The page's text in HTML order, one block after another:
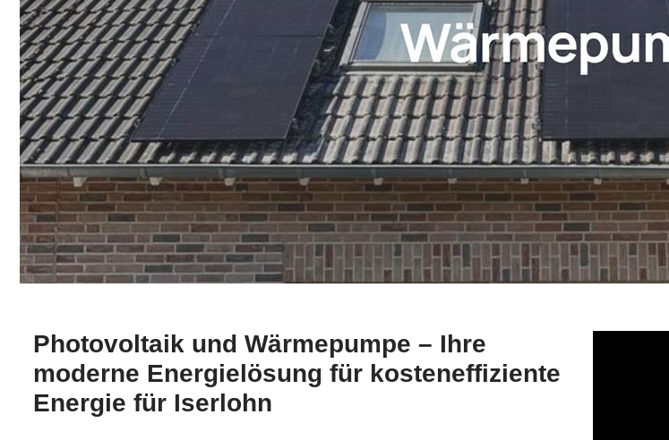
Photovoltaik und Wärmepumpe – Ihre
moderne Energielösung für kosteneffiziente
Energie für Iserlohn